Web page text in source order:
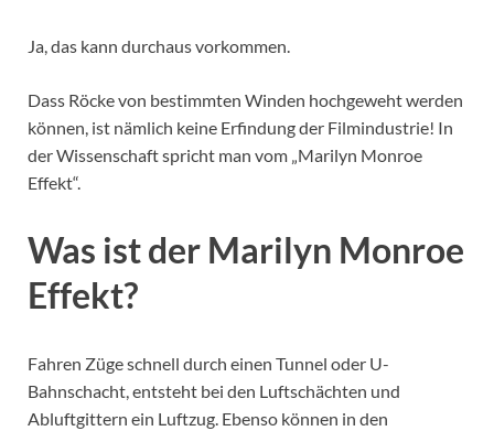
Ja, das kann durchaus vorkommen.
Dass Röcke von bestimmten Winden hochgeweht werden
können, ist nämlich keine Erfindung der Filmindustrie! In
der Wissenschaft spricht man vom „Marilyn Monroe
Effekt“.
Was ist der Marilyn Monroe
Effekt?
Fahren Züge schnell durch einen Tunnel oder U-
Bahnschacht, entsteht bei den Luftschächten und
Abluftgittern ein Luftzug. Ebenso können in den